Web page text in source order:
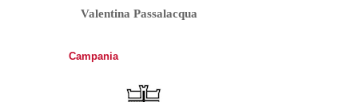
Valentina Passalacqua
Campania